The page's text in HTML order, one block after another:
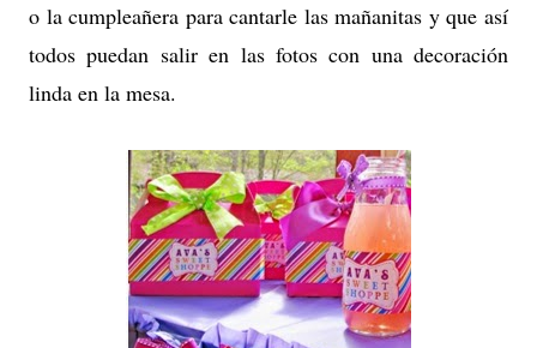
o la cumpleañera para cantarle las mañanitas y que así
todos puedan salir en las fotos con una decoración
linda en la mesa.